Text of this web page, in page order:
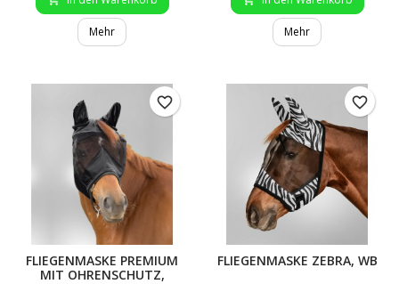
Mehr Mehr
FLIEGENMASKE PREMIUM
MIT OHRENSCHUTZ,
favorite_border
FLIEGENMASKE ZEBRA, WB
favorite_border